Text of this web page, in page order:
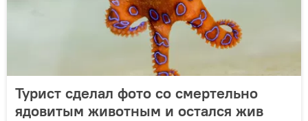
Турист сделал фото со смертельно
ядовитым животным и остался жив